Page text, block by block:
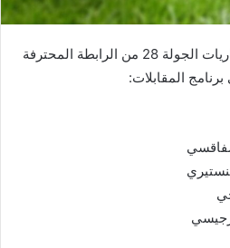
تقام نهاية الأسبوع الجاري مباريات الجولة 28 من الرابطة المحترفة
المقابلات: